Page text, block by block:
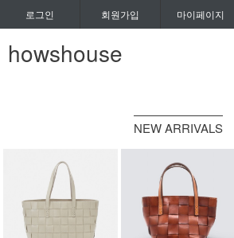
로그인 회원가입 마이페이지
howshouse
NEW ARRIVALS